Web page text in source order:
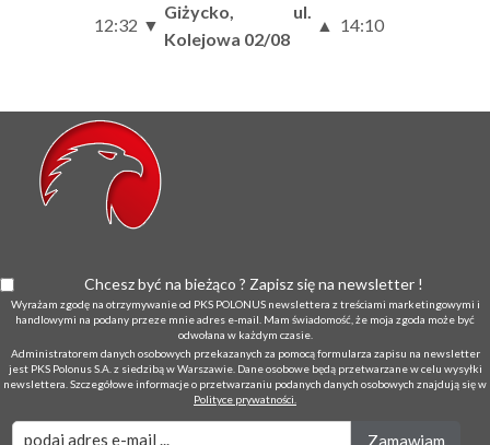
12:32 ▼
Giżycko, ul.
Kolejowa 02/08
▲ 14:10
Chcesz być na bieżąco ? Zapisz się na newsletter !
Wyrażam zgodę na otrzymywanie od PKS POLONUS newslettera z treściami marketingowymi i
handlowymi na podany przeze mnie adres e-mail. Mam świadomość, że moja zgoda może być
odwołana w każdym czasie.
Administratorem danych osobowych przekazanych za pomocą formularza zapisu na newsletter
jest PKS Polonus S.A. z siedzibą w Warszawie. Dane osobowe będą przetwarzane w celu wysyłki
newslettera. Szczegółowe informacje o przetwarzaniu podanych danych osobowych znajdują się w
Polityce prywatności.